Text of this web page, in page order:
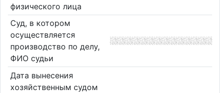
физического лица
Суд, в котором
осуществляется
производство по делу,
ФИО судьи
Дата вынесения
хозяйственным судом